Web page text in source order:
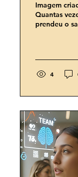
Imagem
Quantas
prendeu o
4